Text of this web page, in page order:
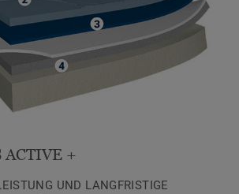
ACTIVE +
UND LANGFRISTIGE